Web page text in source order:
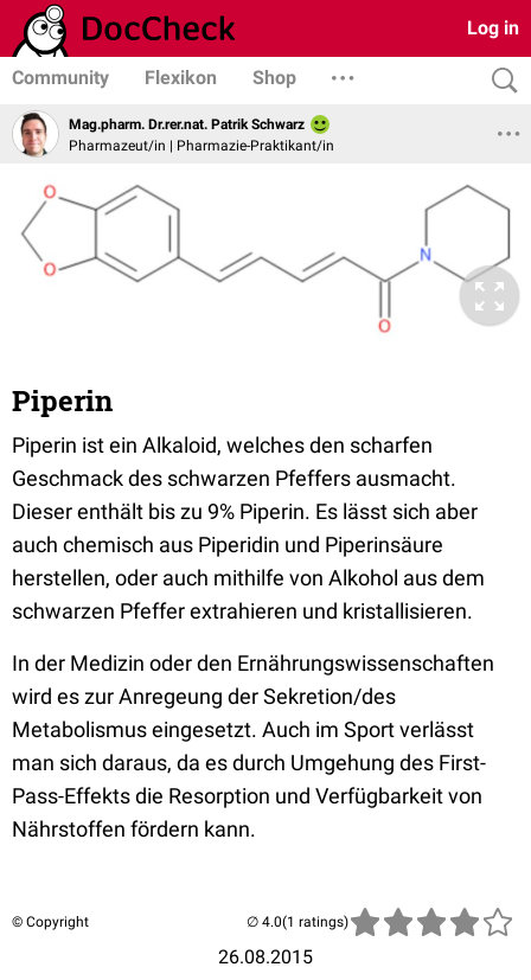
Log in
Community Flexikon Shop
Mag.pharm. Dr.rer.nat. Patrik Schwarz
Pharmazeut/in | Pharmazie-Praktikant/in
Piperin
Piperin ist ein Alkaloid, welches den scharfen
Geschmack des schwarzen Pfeffers ausmacht.
Dieser enthält bis zu 9% Piperin. Es lässt sich aber
auch chemisch aus Piperidin und Piperinsäure
herstellen, oder auch mithilfe von Alkohol aus dem
schwarzen Pfeffer extrahieren und kristallisieren.
In der Medizin oder den Ernährungswissenschaften
wird es zur Anregeung der Sekretion/des
Metabolismus eingesetzt. Auch im Sport verlässt
man sich daraus, da es durch Umgehung des First-
Pass-Effekts die Resorption und Verfügbarkeit von
Nährstoffen fördern kann.
© Copyright
26.08.2015
(1 ratings)